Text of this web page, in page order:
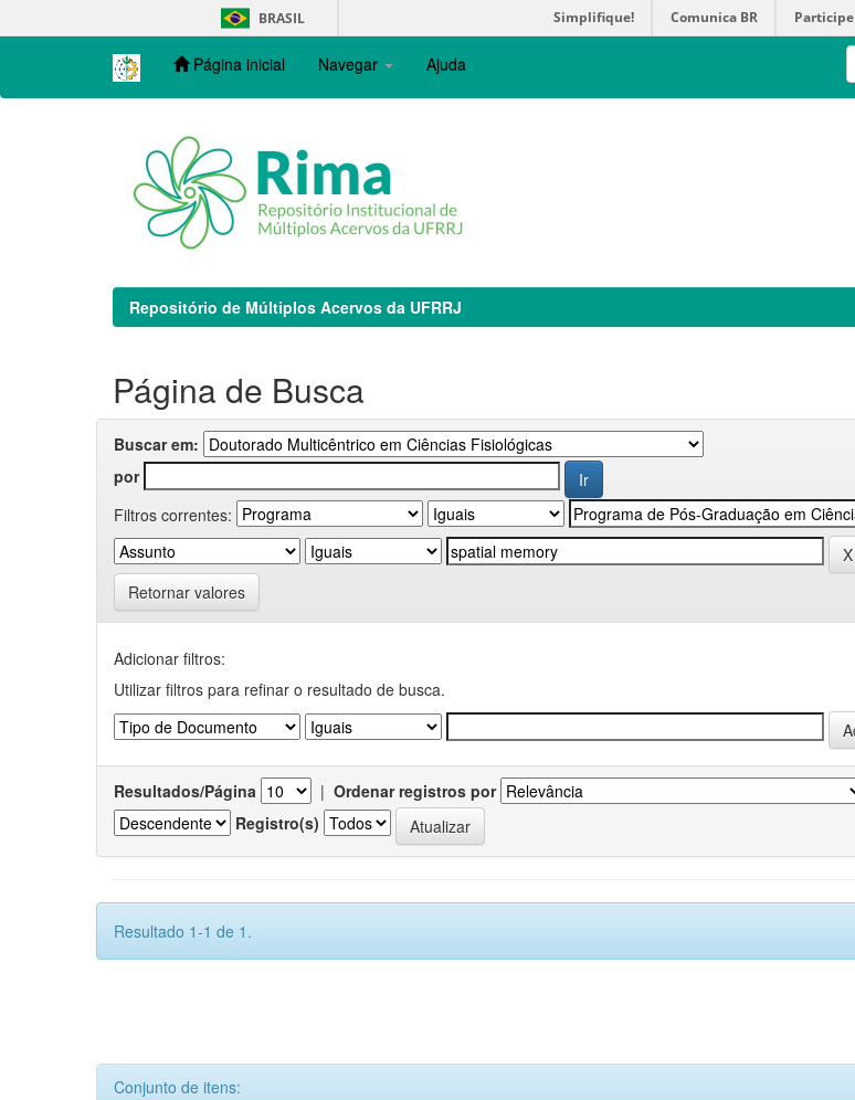
navigation
BRASIL Simplifique! Comunica BR Participe
Página inicial Navegar Ajuda
Repositório de Múltiplos Acervos da UFRRJ
Página de Busca
Buscar em:
por
Filtros correntes:
Retornar valores
Adicionar filtros:
Utilizar filtros para refinar o resultado de busca.
Resultados/Página | Ordenar registros por
Registro(s)
Resultado 1-1 de 1.
Conjunto de itens: